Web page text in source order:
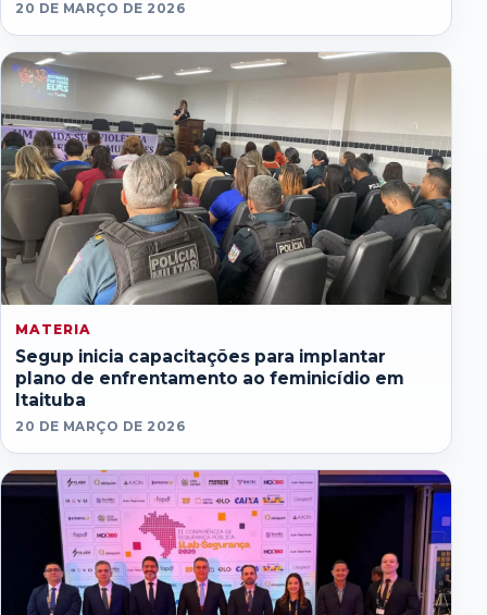
20 DE MARÇO DE 2026
MATERIA
Segup inicia capacitações para implantar
plano de enfrentamento ao feminicídio em
Itaituba
20 DE MARÇO DE 2026